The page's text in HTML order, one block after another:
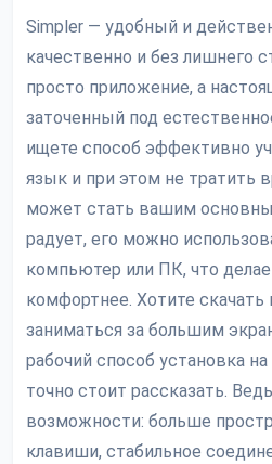
Simpler — удобный и
качественно и без лишнего
просто приложение, а
заточенный под
ищете способ эффективно
язык и при этом не тратить
может стать вашим
радует, его можно
компьютер или ПК, что
комфортнее. Хотите
заниматься за большим
рабочий способ установка
точно стоит рассказать.
возможности: больше
клавиши, стабильное